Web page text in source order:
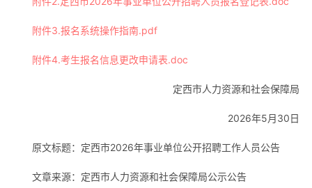
附件3.报名系统操作指南.pdf
附件4.考生报名信息更改申请表.doc
定西市人力资源和社会保障局
2026年5月30日
原文标题：定西市2026年事业单位公开招聘工作人员公告
文章来源：定西市人力资源和社会保障局公示公告